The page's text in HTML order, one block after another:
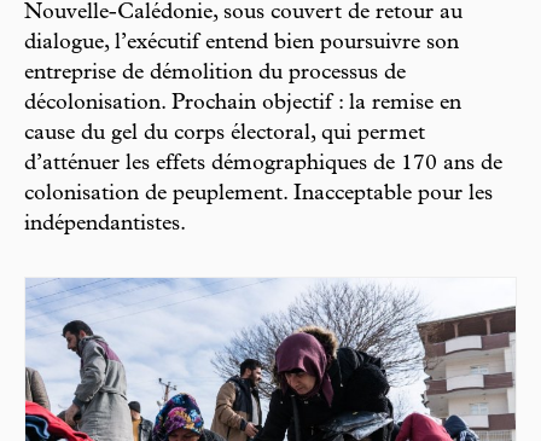
Nouvelle-Calédonie, sous couvert de retour au
dialogue, l’exécutif entend bien poursuivre son
entreprise de démolition du processus de
décolonisation. Prochain objectif : la remise en
cause du gel du corps électoral, qui permet
d’atténuer les effets démographiques de 170 ans de
colonisation de peuplement. Inacceptable pour les
indépendantistes.